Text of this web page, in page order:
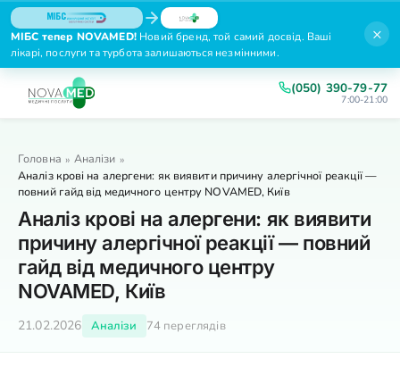
МІБС тепер NOVAMED!Новий бренд, той самий досвід. Ваші
лікарі, послуги та турбота залишаються незмінними.
×
(050) 390-79-77
7:00-21:00
Головна » Аналізи »
Аналіз крові на алергени: як виявити причину алергічної реакції —
повний гайд від медичного центру NOVAMED, Київ
Аналіз крові на алергени: як виявити
причину алергічної реакції — повний
гайд від медичного центру
NOVAMED, Київ
21.02.2026 Аналізи 74 переглядів